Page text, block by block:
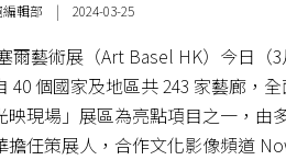
輯部 | 2024-03-25
爾藝術展（Art Basel HK）今日（
40 個國家及地區共 243 家藝廊，
映現場」展區為亮點項目之一，由
擔任策展人，合作文化影像頻道